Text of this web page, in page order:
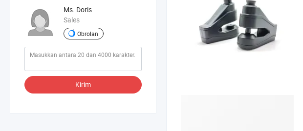
Ms. Doris
Sales
Obrolan
Kirim